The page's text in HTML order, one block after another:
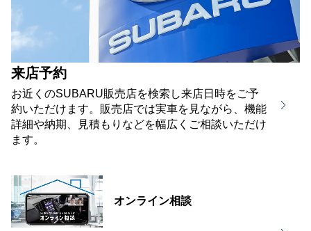
来店予約
お近くのSUBARU販売店を検索し来店日時をご予
約いただけます。販売店では実車を見ながら、機能
詳細や納期、見積もりなどを幅広くご相談いただけ
ます。
オンライン相談